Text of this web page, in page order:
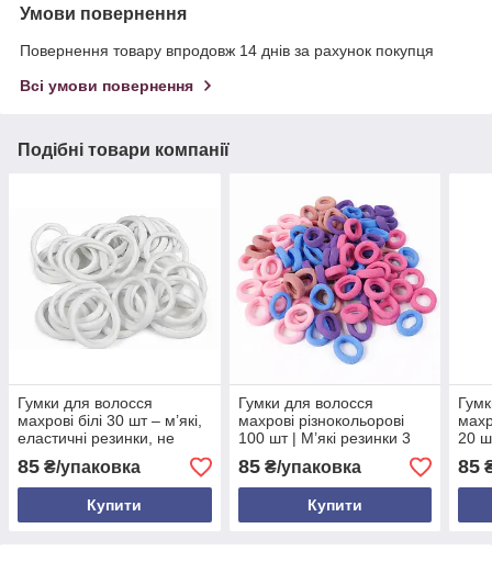
Умови повернення
Повернення товару впродовж 14 днів за рахунок покупця
Всі умови повернення
Подібні товари компанії
Гумки для волосся
махрові білі 30 шт – м’які,
еластичні резинки, не
травмують волосся,
довговічні
85 ₴/упаковка
Купити
Гумки для волосся
махрові різнокольорові
100 шт | М’які резинки 3
см без заломів для дітей і
дорослих
85₴/упаковка
Купити
20
85